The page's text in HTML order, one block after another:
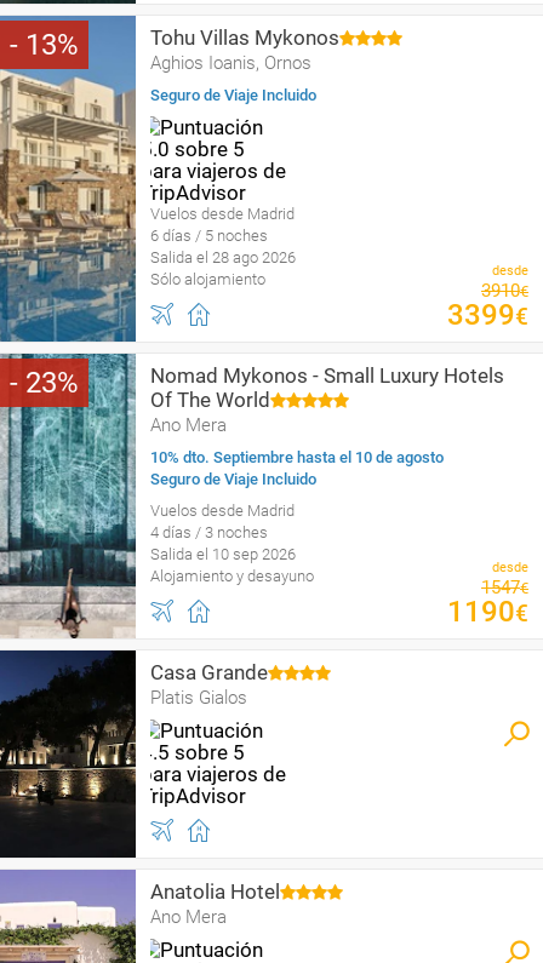
13 Tohu Villas Mykonos
Aghios Ioanis, Ornos
Seguro de Viaje Incluido
Vuelos desde Madrid
6 días / 5 noches
Salida el 28 ago 2026
Sólo alojamiento
desde
3910€
3399€
23
Nomad Mykonos - Small Luxury Hotels
Of The World
Ano Mera
10% dto. Septiembre hasta el 10 de agosto
Seguro de Viaje Incluido
Vuelos desde Madrid
4 días / 3 noches
Salida el 10 sep 2026
Alojamiento y desayuno
desde
1547€
1190€
Casa Grande
Platis Gialos
Anatolia Hotel
Ano Mera